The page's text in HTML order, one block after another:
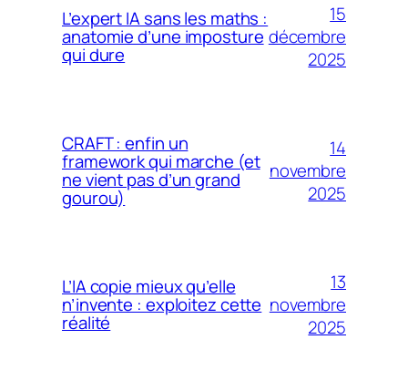
L’expert IA sans les maths :
anatomie d’une imposture
qui dure
15
décembre
2025
CRAFT : enfin un
framework qui marche (et
ne vient pas d’un grand
gourou)
14
novembre
2025
L’IA copie mieux qu’elle
n’invente : exploitez cette
réalité
13
novembre
2025